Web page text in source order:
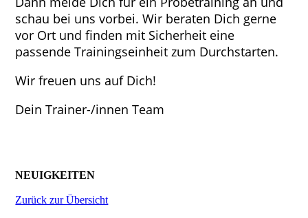
schau bei uns vorbei. Wir beraten Dich gerne
vor Ort und finden mit Sicherheit eine
passende Trainingseinheit zum Durchstarten.
Wir freuen uns auf Dich!
Dein Trainer-/innen Team
NEUIGKEITEN
Zurück zur Übersicht